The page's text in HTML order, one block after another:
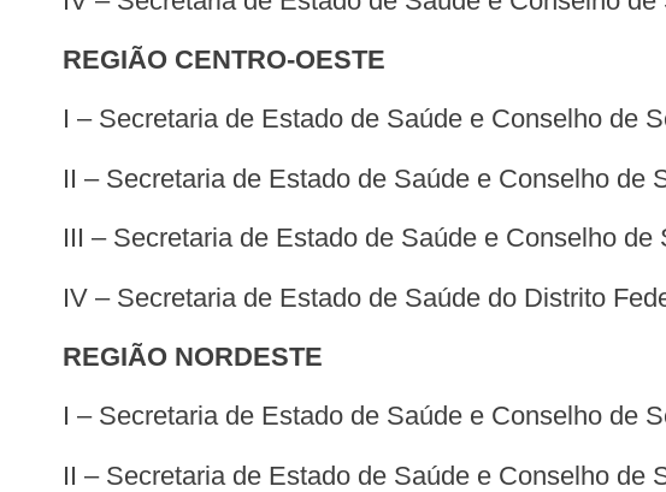
REGIÃO CENTRO-OESTE
I – Secretaria de Estado de Saúde e Conselho de
II – Secretaria de Estado de Saúde e Conselho
III – Secretaria de Estado de Saúde e Conselho
IV – Secretaria de Estado de Saúde do Distrito
REGIÃO NORDESTE
I – Secretaria de Estado de Saúde e Conselho de
II – Secretaria de Estado de Saúde e Conselho